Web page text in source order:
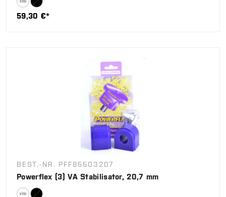
59,30 €*
BEST.-NR. PFF85503207
Powerflex (3) VA Stabilisator, 20,7 mm